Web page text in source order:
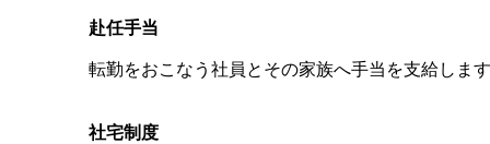
赴任手当
転勤をおこなう社員とその家族へ手当を支給しま
社宅制度